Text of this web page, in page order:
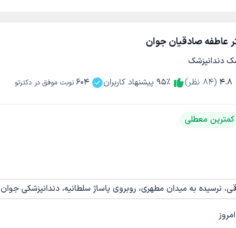
عاطفه صادقیان جوان
دندانپزشک
4.8
(
84 نظر) 95٪ پیشنهاد کاربران 604 نوبت موفق در دکترتو
کمترین معطلی
نرسیده به میدان مطهری، روبروی پاساژ سلطانیه، دندانپزشکی جوان
امروز